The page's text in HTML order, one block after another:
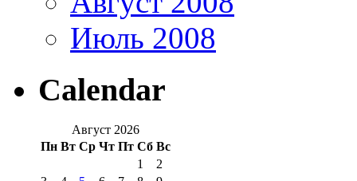
Июль 2008
Calendar
Август 2026
Пн Вт Ср Чт Пт Сб Вс
1
2